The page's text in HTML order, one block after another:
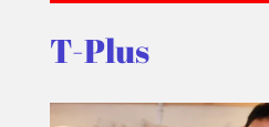
T-Plus